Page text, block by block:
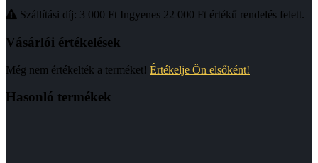
Szállítási díj: 3 000 Ft Ingyenes 22 000 Ft értékű rendelés felett.
Vásárlói értékelések
Még nem értékelték a terméket! Értékelje Ön elsőként!
Hasonló termékek